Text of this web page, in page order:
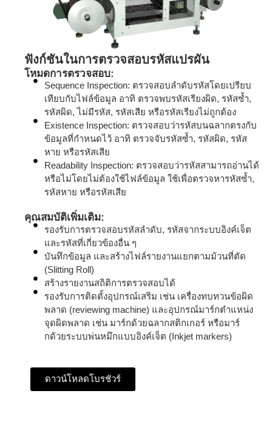
ฟังก์ชันในการตรวจสอบรหัสแปรผัน
โหมดการตรวจสอบ:
Sequence Inspection: ตรวจสอบลำดับรหัสโดยเปรียบ
เทียบกับไฟล์ข้อมูล อาทิ ตรวจพบรหัสเรียงผิด, รหัสซ้ำ,
รหัสผิด, ไม่มีรหัส, รหัสเสีย หรือรหัสเรียงไม่ถูกต้อง
Existence Inspection: ตรวจสอบว่ารหัสบนฉลากตรงกับ
ข้อมูลที่กำหนดไว้ อาทิ ตรวจจับรหัสซ้ำ, รหัสผิด, รหัส
หาย หรือรหัสเสีย
Readability Inspection: ตรวจสอบว่ารหัสสามารถอ่านได้
หรือไม่โดยไม่ต้องใช้ไฟล์ข้อมูล ใช้เพื่อตรวจหารหัสซ้ำ,
รหัสหาย หรือรหัสเสีย
คุณสมบัติเพิ่มเติม:
รองรับการตรวจสอบรหัสลำดับ, รหัสจากระบบอิงค์เจ็ต
และรหัสที่เกี่ยวข้องอื่น ๆ
บันทึกข้อมูล และสร้างไฟล์รายงานแยกตามม้วนที่ตัด
(Slitting Roll)
สร้างรายงานสถิติการตรวจสอบได้
รองรับการติดตั้งอุปกรณ์เสริม เช่น เครื่องทบทวนข้อผิด
พลาด (reviewing machine) และอุปกรณ์มาร์กตำแหน่ง
จุดผิดพลาด เช่น มาร์กด้วยฉลากสติกเกอร์ หรือมาร์
กด้วยระบบพ่นหมึกแบบอิงค์เจ็ต (Inkjet markers)
ดาวน์โหลดโบรชัวร์